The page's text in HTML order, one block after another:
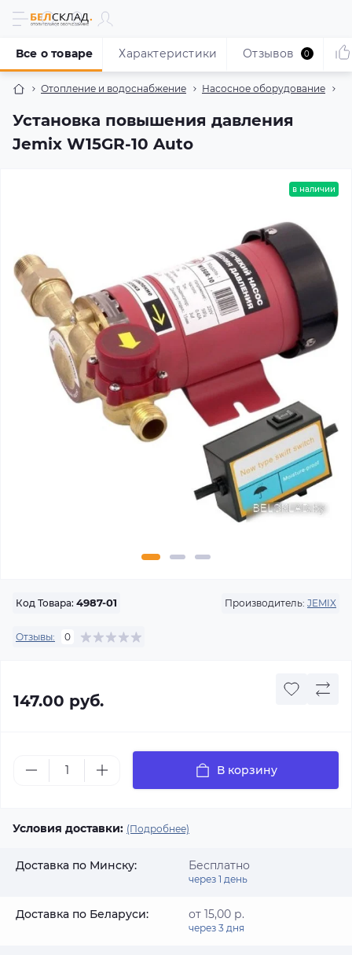
Отопление и водоснабжение Насосное оборудование
Установка повышения давления
Jemix W15GR-10 Auto
Все о товаре Характеристики Отзывов 0
в наличии
Код Товара: 4987-01 Производитель: JEMIX
Отзывы: 0
147.00 руб.
В корзину
Условия доставки: (Подробнее)
Доставка по Минску: Бесплатно
через 1 день
Доставка по Беларуси: от 15,00 р.
через 3 дня